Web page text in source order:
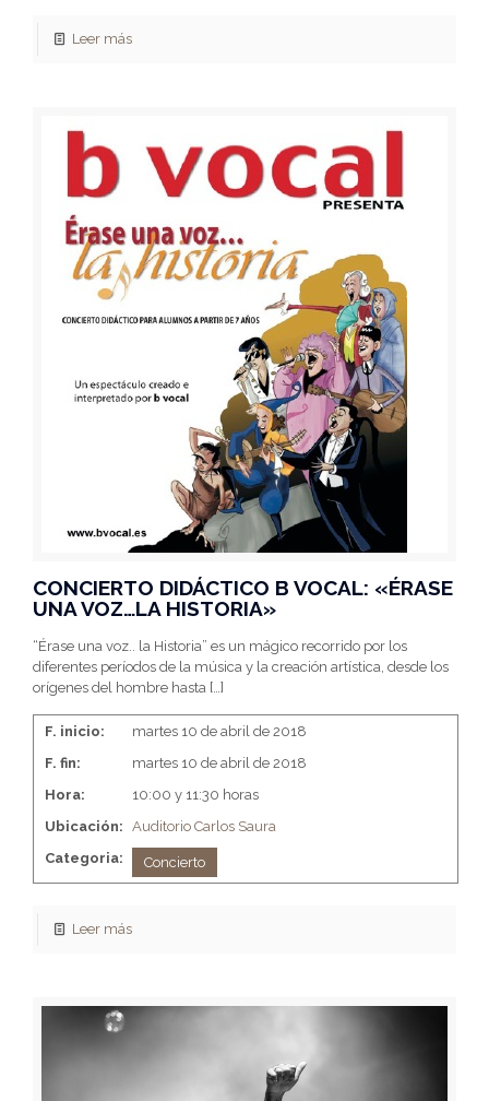
Leer más
CONCIERTO DIDÁCTICO B VOCAL: «ÉRASE
UNA VOZ…LA HISTORIA»
“Érase una voz.. la Historia” es un mágico recorrido por los
diferentes períodos de la música y la creación artística, desde los
orígenes del hombre hasta […]
F. inicio:
martes 10 de abril de 2018
F. fin:
martes 10 de abril de 2018
Hora:
10:00 y 11:30 horas
Ubicación: Auditorio Carlos Saura
Categoria:
Concierto
Leer más